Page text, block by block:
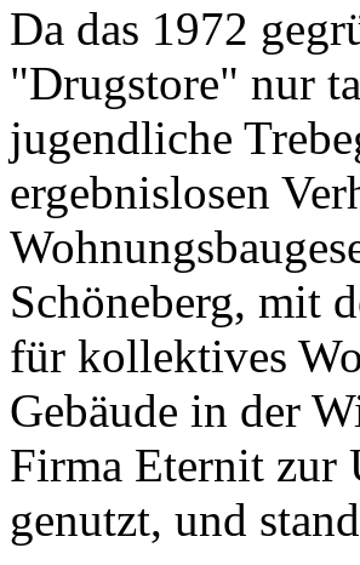
Da das 1972
"Drugstore" nur
jugendliche
ergebnislosen
Schöneberg, mit
für kollektives
Gebäude in der
Firma Eternit zur
genutzt, und